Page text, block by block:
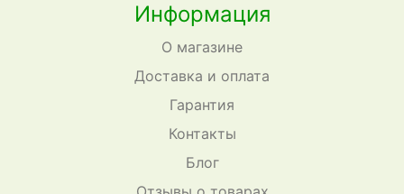
Информация
О магазине
Доставка и оплата
Гарантия
Контакты
Блог